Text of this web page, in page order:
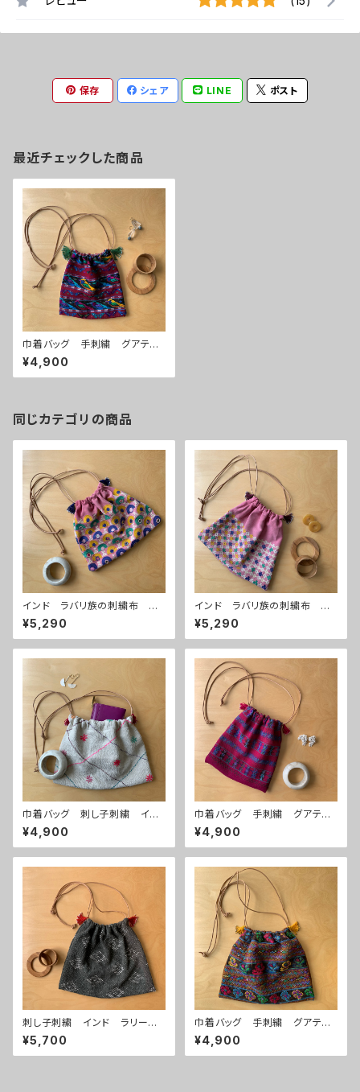
保存 シェア LINE ポスト
最近チェックした商品
巾着バッグ 手刺繍 グアテマ
ラ 民族衣装生地 赤白ストラ
イプ×鳥と蝶
¥4,900
同じカテゴリの商品
インド ラバリ族の刺繍布 巾
着バッグ ピンク
¥5,290
インド ラバリ族の刺繍布 巾
着バッグ ピンク
¥5,290
巾着バッグ 刺し子刺繍 イン
ド ラリーキルト ホワイト×ピ
ンク
¥4,900
巾着バッグ 手刺繍 グアテマ
ラ 民族衣装生地 ワインレッ
ド×幾何学柄
¥4,900
刺し子刺繍 インド ラリーキ
ルト 巾着バッグ ブラック
¥5,700
巾着バッグ 手刺繍 グアテマ
ラ 民族衣装生地 ブラウン×
花柄
¥4,900